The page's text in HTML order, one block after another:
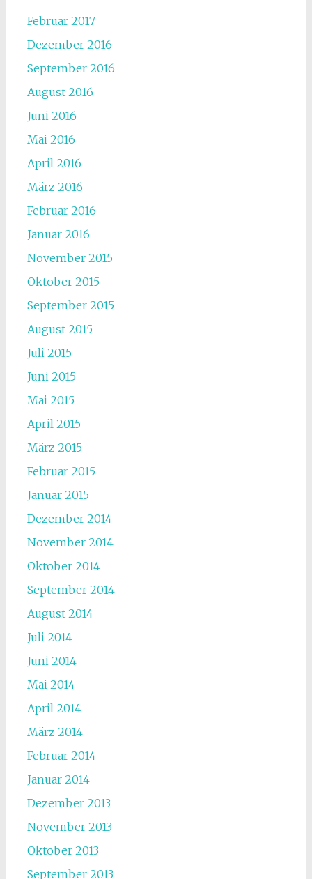
Februar 2017
Dezember 2016
September 2016
August 2016
Juni 2016
Mai 2016
April 2016
März 2016
Februar 2016
Januar 2016
November 2015
Oktober 2015
September 2015
August 2015
Juli 2015
Juni 2015
Mai 2015
April 2015
März 2015
Februar 2015
Januar 2015
Dezember 2014
November 2014
Oktober 2014
September 2014
August 2014
Juli 2014
Juni 2014
Mai 2014
April 2014
März 2014
Februar 2014
Januar 2014
Dezember 2013
November 2013
Oktober 2013
September 2013